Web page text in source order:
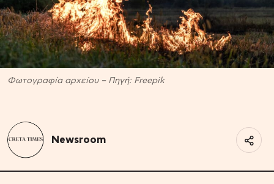
Φωτογραφία αρχείου – Πηγή: Freepik
Newsroom